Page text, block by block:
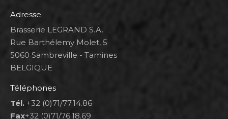
Adresse
Brasserie LEGRAND S.A.
Rue Barthélemy Molet, 5
5060 Sambreville - Tamines
BELGIQUE
Téléphones
Tél. +32 (0)71/77.14.86
Fax+32 (0)71/76.18.69